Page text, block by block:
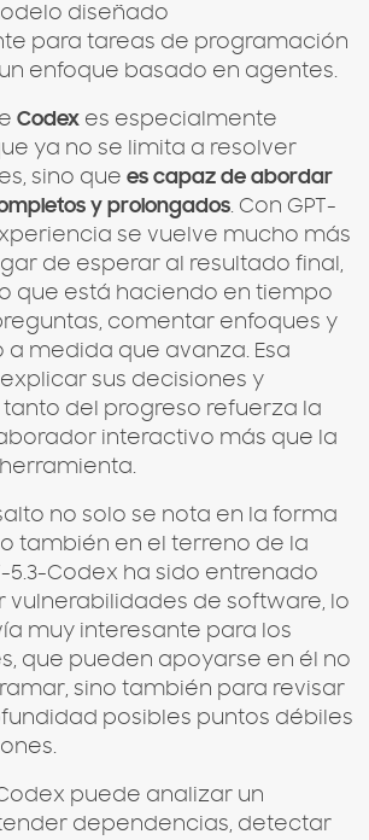
diseñado
para tareas de programación
enfoque basado en agentes.
Codex es especialmente
ya no se limita a resolver
sino que es capaz de abordar
y prolongados. Con GPT-
se vuelve mucho más
de esperar al resultado final,
que está haciendo en tiempo
comentar enfoques y
a medida que avanza. Esa
sus decisiones y
del progreso refuerza la
interactivo más que la
no solo se nota en la forma
también en el terreno de la
5.3-Codex ha sido entrenado
vulnerabilidades de software, lo
muy interesante para los
que pueden apoyarse en él no
sino también para revisar
posibles puntos débiles
puede analizar un
dependencias, detectar